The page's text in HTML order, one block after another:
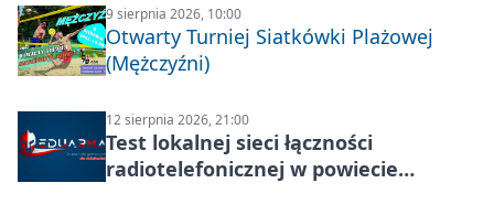
9 sierpnia 2026, 10:00
Otwarty Turniej Siatkówki Plażowej
(Mężczyźni)
12 sierpnia 2026, 21:00
Test lokalnej sieci łączności
radiotelefonicznej w powiecie